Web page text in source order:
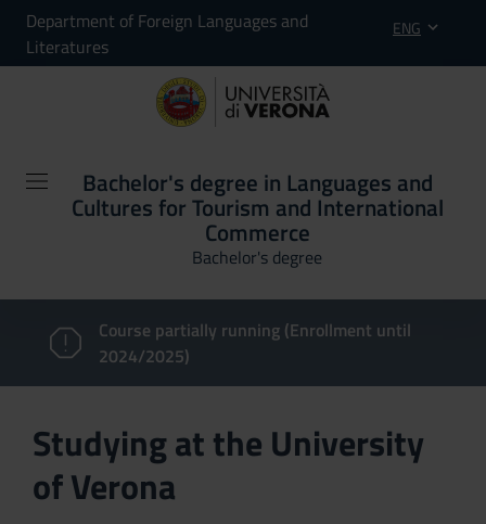
Department of Foreign Languages and
Literatures
ENG
Bachelor's degree in Languages and
Cultures for Tourism and International
Commerce
Bachelor's degree
Course partially running (Enrollment until
2024/2025)
Studying at the University
of Verona